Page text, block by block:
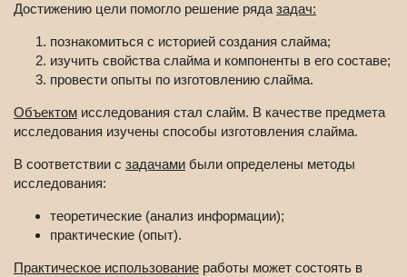
Достижению цели помогло решение рядазадач:
познакомиться с историей создания слайма;
изучить свойства слайма и компоненты в его составе;
провести опыты по изготовлению слайма.
Объектом исследования стал слайм. В качестве предмета
исследования изучены способы изготовления слайма.
В соответствии с задачами были определены методы
исследования:
теоретические (анализ информации);
практические (опыт).
Практическое использование работы может состоять в